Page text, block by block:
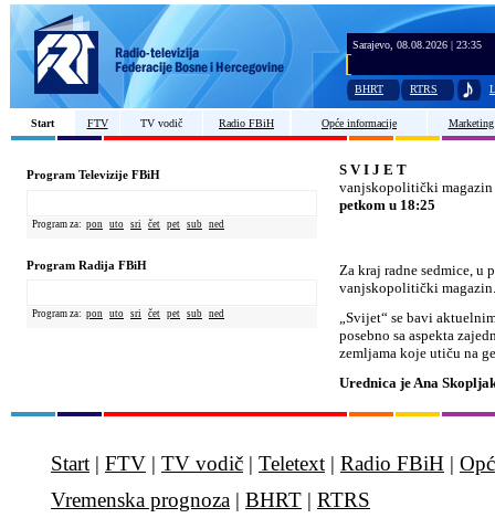
Sarajevo, 08.08.2026 | 23:35
BHRT RTRS
Start FTV TV vodič Radio FBiH Opće informacije Marketing
Program Televizije FBiH
Program za: pon uto sri čet pet sub ned
Program Radija FBiH
Program za: pon uto sri čet pet sub ned
S V I J E T
vanjskopolitički magazin
petkom u 18:25
Za kraj radne sedmice, u
vanjskopolitički magazin.
„Svijet“ se bavi
posebno sa aspekta
zemljama koje utiču na
Urednica je Ana
Start | FTV | TV vodič | Teletext | Radio FBiH |
Vremenska prognoza | BHRT | RTRS